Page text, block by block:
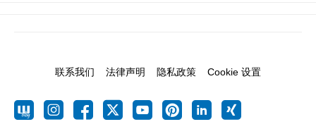
联系我们 法律声明 隐私政策 Cookie 设置